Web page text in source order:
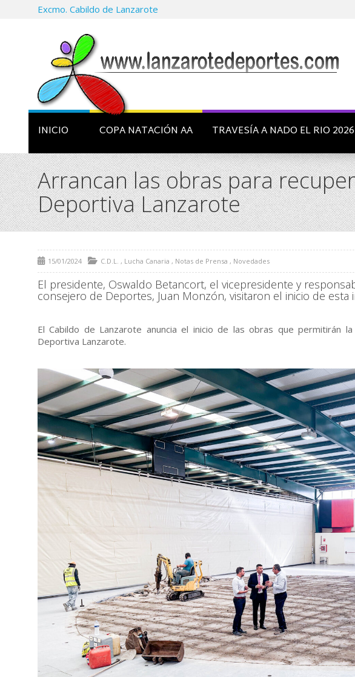
Excmo. Cabildo de Lanzarote
INICIO COPA NATACIÓN AA TRAVESÍA A NADO EL RIO 2026
Arrancan las obras para
Deportiva Lanzarote
15/01/2024 C.D.L. , Lucha Canaria , Notas de Prensa , Novedades
El presidente, Oswaldo Betancort, el vicepresidente y
consejero de Deportes, Juan Monzón, visitaron el inicio de esta
El Cabildo de Lanzarote anuncia el inicio de las obras que permitirán
Deportiva Lanzarote.